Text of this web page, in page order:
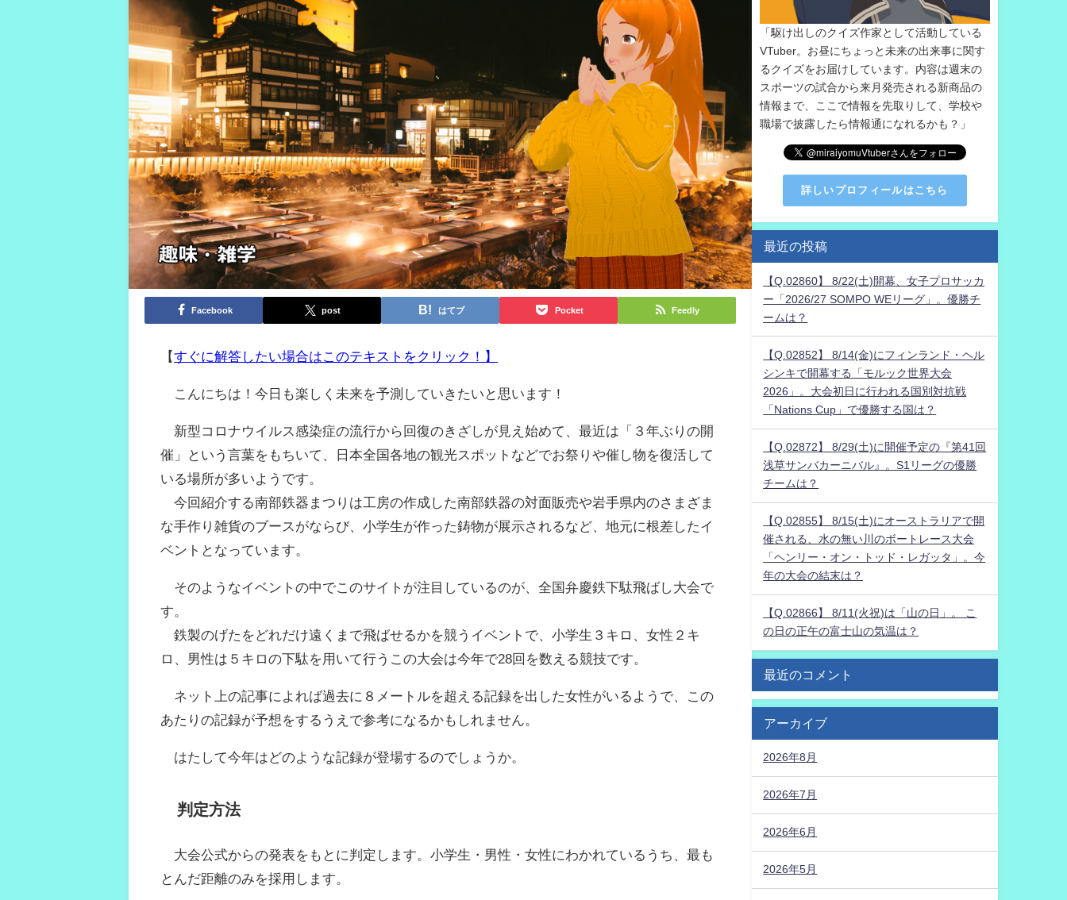
Facebook post はてブ Pocket Feedly
【すぐに解答したい場合はこのテキストをクリック！】
こんにちは！今日も楽しく未来を予測していきたいと思います！
新型コロナウイルス感染症の流行から回復のきざしが見え始めて、最近は「３年ぶりの開
催」という言葉をもちいて、日本全国各地の観光スポットなどでお祭りや催し物を復活して
いる場所が多いようです。
今回紹介する南部鉄器まつりは工房の作成した南部鉄器の対面販売や岩手県内のさまざま
な手作り雑貨のブースがならび、小学生が作った鋳物が展示されるなど、地元に根差したイ
ベントとなっています。
そのようなイベントの中でこのサイトが注目しているのが、全国弁慶鉄下駄飛ばし大会で
す。
鉄製のげたをどれだけ遠くまで飛ばせるかを競うイベントで、小学生３キロ、女性２キ
ロ、男性は５キロの下駄を用いて行うこの大会は今年で28回を数える競技です。
ネット上の記事によれば過去に８メートルを超える記録を出した女性がいるようで、この
あたりの記録が予想をするうえで参考になるかもしれません。
はたして今年はどのような記録が登場するのでしょうか。
判定方法
大会公式からの発表をもとに判定します。小学生・男性・女性にわかれているうち、最も
とんだ距離のみを採用します。
「駆け出しのクイズ作家として活動している
VTuber。お昼にちょっと未来の出来事に関す
るクイズをお届けしています。内容は週末の
スポーツの試合から来月発売される新商品の
情報まで、ここで情報を先取りして、学校や
職場で披露したら情報通になれるかも？」
詳しいプロフィールはこちら
最近の投稿
【Q.02860】 8/22(土)開幕、女子プロサッカ
ー「2026/27 SOMPO WEリーグ」。優勝チ
ームは？
【Q.02852】 8/14(金)にフィンランド・ヘル
シンキで開幕する「モルック世界大会
2026」。大会初日に行われる国別対抗戦
「Nations Cup」で優勝する国は？
【Q.02872】 8/29(土)に開催予定の『第41回
浅草サンバカーニバル』。S1リーグの優勝
チームは？
【Q.02855】 8/15(土)にオーストラリアで開
催される、水の無い川のボートレース大会
「ヘンリー・オン・トッド・レガッタ」。今
年の大会の結末は？
【Q.02866】 8/11(火祝)は「山の日」。 こ
の日の正午の富士山の気温は？
最近のコメント
アーカイブ
2026年8月
2026年7月
2026年6月
2026年5月